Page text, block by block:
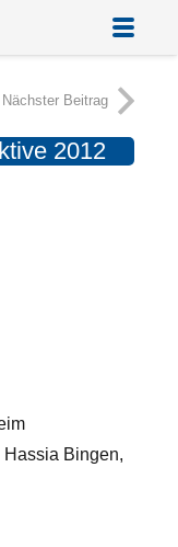
Nächster Beitrag
2012
Bingen,